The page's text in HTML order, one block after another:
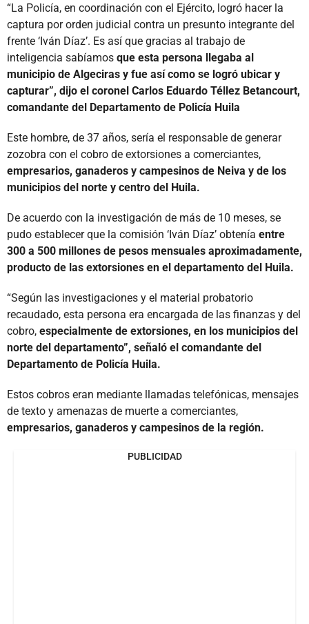
“La Policía, en coordinación con el Ejército, logró hacer la
captura por orden judicial contra un presunto integrante del
frente ‘Iván Díaz’. Es así que gracias al trabajo de
inteligencia sabíamos que esta persona llegaba al
municipio de Algeciras y fue así como se logró ubicar y
capturar”, dijo el coronel Carlos Eduardo Téllez Betancourt,
comandante del Departamento de Policía Huila
Este hombre, de 37 años, sería el responsable de generar
zozobra con el cobro de extorsiones a comerciantes,
empresarios, ganaderos y campesinos de Neiva y de los
municipios del norte y centro del Huila.
De acuerdo con la investigación de más de 10 meses, se
pudo establecer que la comisión ‘Iván Díaz’ obtenía entre
300 a 500 millones de pesos mensuales aproximadamente,
producto de las extorsiones en el departamento del Huila.
“Según las investigaciones y el material probatorio
recaudado, esta persona era encargada de las finanzas y del
cobro, especialmente de extorsiones, en los municipios del
norte del departamento”, señaló el comandante del
Departamento de Policía Huila.
Estos cobros eran mediante llamadas telefónicas, mensajes
de texto y amenazas de muerte a comerciantes,
empresarios, ganaderos y campesinos de la región.
PUBLICIDAD